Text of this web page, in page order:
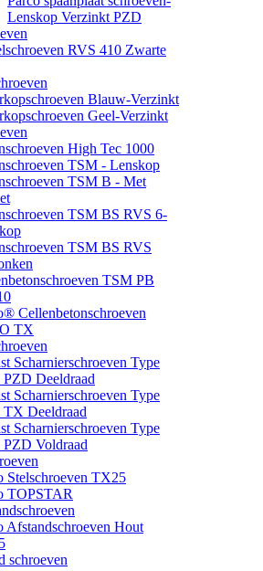
Lenskop Verzinkt PZD
RVS 410 Zwarte
Blauw-Verzinkt
Geel-Verzinkt
High Tec 1000
TSM - Lenskop
TSM B - Met
TSM BS RVS 6-
TSM BS RVS
TSM PB
Cellenbetonschroeven
TX
Scharnierschroeven Type
PZD Deeldraad
Scharnierschroeven Type
TX Deeldraad
Scharnierschroeven Type
PZD Voldraad
Stelschroeven TX25
TOPSTAR
Afstandschroeven Hout
schroeven